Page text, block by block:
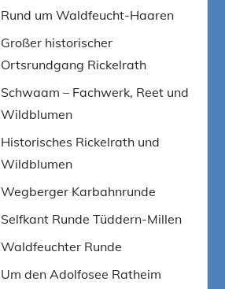
Rund um Waldfeucht-Haaren
Großer historischer
Ortsrundgang Rickelrath
Schwaam – Fachwerk, Reet und
Wildblumen
Historisches Rickelrath und
Wildblumen
Wegberger Karbahnrunde
Selfkant Runde Tüddern-Millen
Waldfeuchter Runde
Um den Adolfosee Ratheim